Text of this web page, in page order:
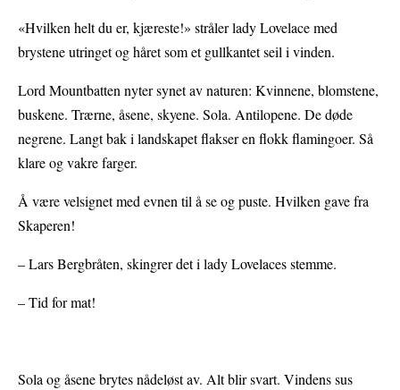
«Hvilken helt du er, kjæreste!» stråler lady Lovelace med
brystene utringet og håret som et gullkantet seil i vinden.
Lord Mountbatten nyter synet av naturen: Kvinnene, blomstene,
buskene. Trærne, åsene, skyene. Sola. Antilopene. De døde
negrene. Langt bak i landskapet flakser en flokk flamingoer. Så
klare og vakre farger.
Å være velsignet med evnen til å se og puste. Hvilken gave fra
Skaperen!
– Lars Bergbråten, skingrer det i lady Lovelaces stemme.
– Tid for mat!
Sola og åsene brytes nådeløst av. Alt blir svart. Vindens sus